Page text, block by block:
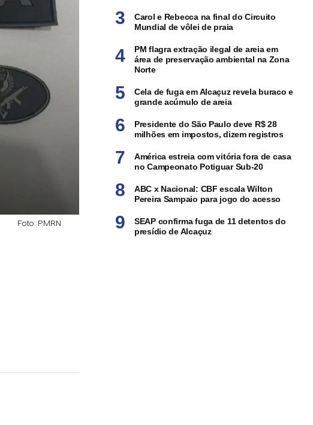
Foto: PMRN
Carol e Rebecca na final do Circuito
Mundial de vôlei de praia
PM flagra extração ilegal de areia em
área de preservação ambiental na Zona
Norte
Cela de fuga em Alcaçuz revela buraco e
grande acúmulo de areia
Presidente do São Paulo deve R$ 28
milhões em impostos, dizem registros
América estreia com vitória fora de casa
no Campeonato Potiguar Sub-20
ABC x Nacional: CBF escala Wilton
Pereira Sampaio para jogo do acesso
SEAP confirma fuga de 11 detentos do
presídio de Alcaçuz